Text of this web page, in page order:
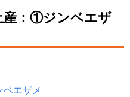
産：①ジンベエザ
ベエザメ